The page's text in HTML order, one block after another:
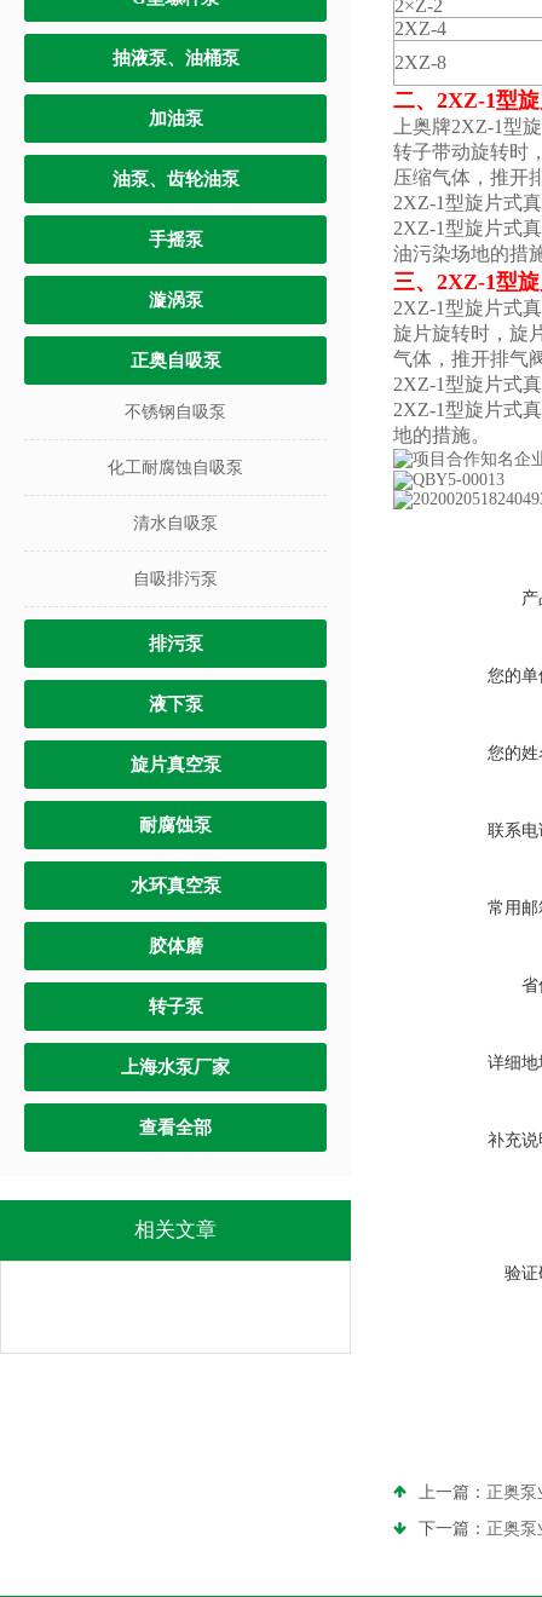
抽液泵、油桶泵
加油泵
油泵、齿轮油泵
手摇泵
漩涡泵
正奥自吸泵
不锈钢自吸泵
化工耐腐蚀自吸泵
清水自吸泵
自吸排污泵
排污泵
液下泵
旋片真空泵
耐腐蚀泵
水环真空泵
胶体磨
转子泵
上海水泵厂家
查看全部
相关文章
2×Z-2
2XZ-4
2XZ-8
二、2XZ-1型
上奥牌2XZ-1型
转子带动旋转时
压缩气体，推开
2XZ-1型旋片式
2XZ-1型旋片式
油污染场地的措
三、2XZ-1型
2XZ-1型旋片式
旋片旋转时，旋
气体，推开排气
2XZ-1型旋片式
2XZ-1型旋片式
地的措施。
您的单
您的姓
联系电
常用邮
省
详细地
补充说
验证
上一篇： 正奥泵
下一篇： 正奥泵